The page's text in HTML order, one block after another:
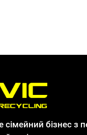
сімейний бізнес з